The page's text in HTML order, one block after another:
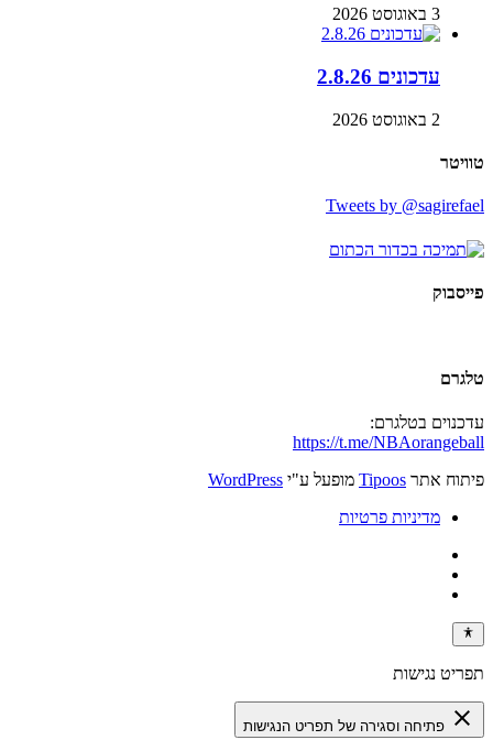
3 באוגוסט 2026
עדכונים 2.8.26
2 באוגוסט 2026
טוויטר
Tweets by @sagirefael
פייסבוק
טלגרם
עדכנוים בטלגרם:
https://t.me/NBAorangeball
פיתוח אתר Tipoos מופעל ע"י WordPress
מדיניות פרטיות
תפריט נגישות
close פתיחה וסגירה של תפריט הנגישות